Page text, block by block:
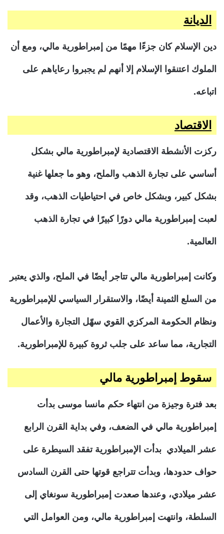
الديانة
دين الإسلام كان جزءًا مهمًا من إمبراطورية مالي، ومع أن
الملوك اعتنقوا الإسلام إلا أنهم لم يجبروا رعاياهم على
اتباعه.
الاقتصاد
ركزت الأنشطة الاقتصادية لإمبراطورية مالي بشكل
أساسي على تجارة الذهب والملح، وهو ما جعلها غنية
بشكل كبير، وبشكل خاص في احتياطيات الذهب، وقد
لعبت إمبراطورية مالي دورًا كبيرًا في تجارة الذهب
العالمية.
وكانت إمبراطورية مالي تتاجر أيضًا في الملح، والذي يعتبر
من السلع الثمينة أيضًا، والاستقرار السياسي للإمبراطورية
ونظام الحكومة المركزي القوي سهّل التجارة والأعمال
التجارية، مما ساعد على جلب ثروة كبيرة للإمبراطورية.
سقوط إمبراطورية مالي
بعد فترة وجيزة من انتهاء حكم مانسا موسى بدأت
إمبراطورية مالي في الضعف، وفي بداية القرن الرابع
عشر الميلادي بدأت الإمبراطورية تفقد السيطرة على
حواف حدودها، وبدأت تتراجع قوتها حتى القرن السادس
عشر ميلادي، وعندها صعدت إمبراطورية سونغاي إلى
السلطة، وانتهت إمبراطورية مالي، ومن العوامل التي